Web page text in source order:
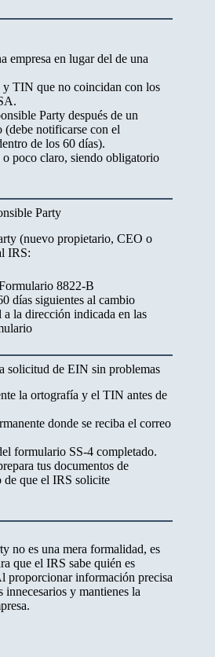
empresa en lugar del de una
y TIN que no coincidan con los
Party después de un
notificarse con el
de los 60 días).
poco claro, siendo obligatorio
Party
(nuevo propietario, CEO o
IRS:
8822-B
días siguientes al cambio
a la dirección indicada en las
solicitud de EIN sin problemas
la ortografía y el TIN antes de
donde se reciba el correo
formulario SS-4 completado.
tus documentos de
de que el IRS solicite
no es una mera formalidad, es
que el IRS sabe quién es
proporcionar información precisa
innecesarios y mantienes la